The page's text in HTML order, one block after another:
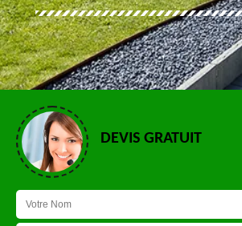
DEVIS GRATUIT